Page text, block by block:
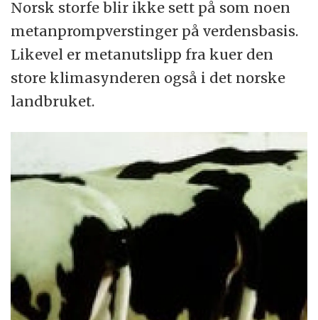
Norsk storfe blir ikke sett på som noen
metanprompverstinger på verdensbasis.
Likevel er metanutslipp fra kuer den
store klimasynderen også i det norske
landbruket.